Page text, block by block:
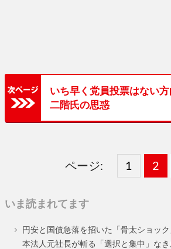
いち早く党員投票はない
二階氏の思惑
ページ:
固
ー
1 ,
固
ー
2
いま読まれてます
円安と国債急落を招いた「骨太ショッ
本法人元社長が斬る「選択と集中」な